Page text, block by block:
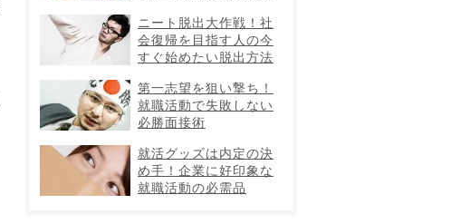
ニート脱出大作戦！社
会復帰を目指す人の今
すぐ始めたい脱出方法
第一志望を狙い撃ち！
就職活動で失敗しない
必勝面接術
就活グッズは内定の決
め手！企業に好印象な
就職活動の必需品